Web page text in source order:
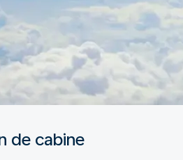
de cabine